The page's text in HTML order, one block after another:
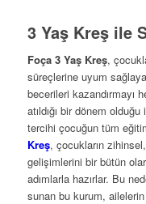
3 Yaş Kreş ile
Foça 3 Yaş Kreş,
süreçlerine uyum
becerileri kazandırmayı
atıldığı bir dönem
tercihi çocuğun tüm
Kreş, çocukların
gelişimlerini bir bütün
adımlarla hazırlar. Bu
sunan bu kurum,